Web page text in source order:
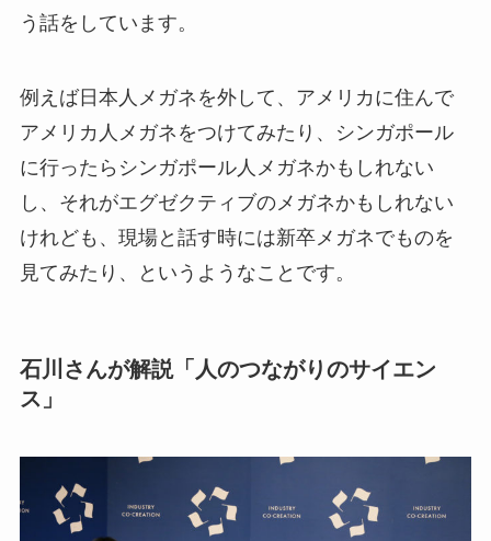
う話をしています。
例えば日本人メガネを外して、アメリカに住んで
アメリカ人メガネをつけてみたり、シンガポール
に行ったらシンガポール人メガネかもしれない
し、それがエグゼクティブのメガネかもしれない
けれども、現場と話す時には新卒メガネでものを
見てみたり、というようなことです。
石川さんが解説「人のつながりのサイエン
ス」